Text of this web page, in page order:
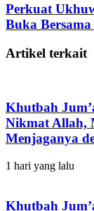
Perkuat
Buka
Artikel terkait
Khutbah
Nikmat Allah,
Menjaganya
1 hari yang lalu
Khutbah